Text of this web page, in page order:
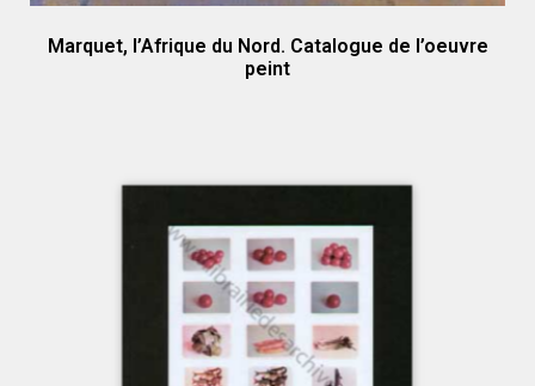
Marquet, l’Afrique du Nord. Catalogue de l’oeuvre
peint